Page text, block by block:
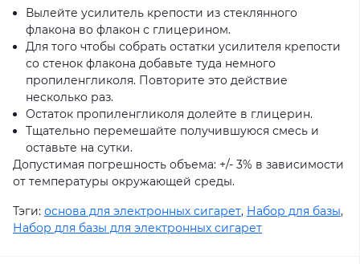
Вылейте усилитель крепости из стеклянного
флакона во флакон с глицерином.
Для того чтобы собрать остатки усилителя крепости
со стенок флакона добавьте туда немного
пропиленгликоля. Повторите это действие
несколько раз.
Остаток пропиленгликоля долейте в глицерин.
Тщательно перемешайте получившуюся смесь и
оставьте на сутки.
Допустимая погрешность объема: +/- 3% в зависимости
от температуры окружающей среды.
Тэги: основа для электронных сигарет, Набор для базы,
Набор для базы для электронных сигарет